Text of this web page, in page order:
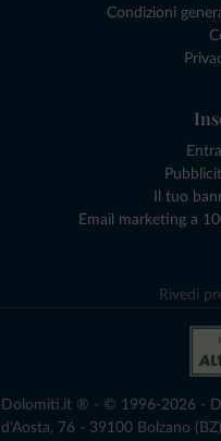
Condizioni
Il tuo
Email marketing a
Rivedi
Dolomiti.it ® - © 1996-2026 -
d'Aosta, 76 - 39100 Bolzano